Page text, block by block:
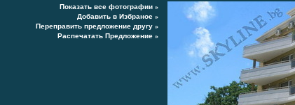
Показать все фотографии »
Добавить в Избраное »
Переправить предложение другу »
Распечатать Предложение »